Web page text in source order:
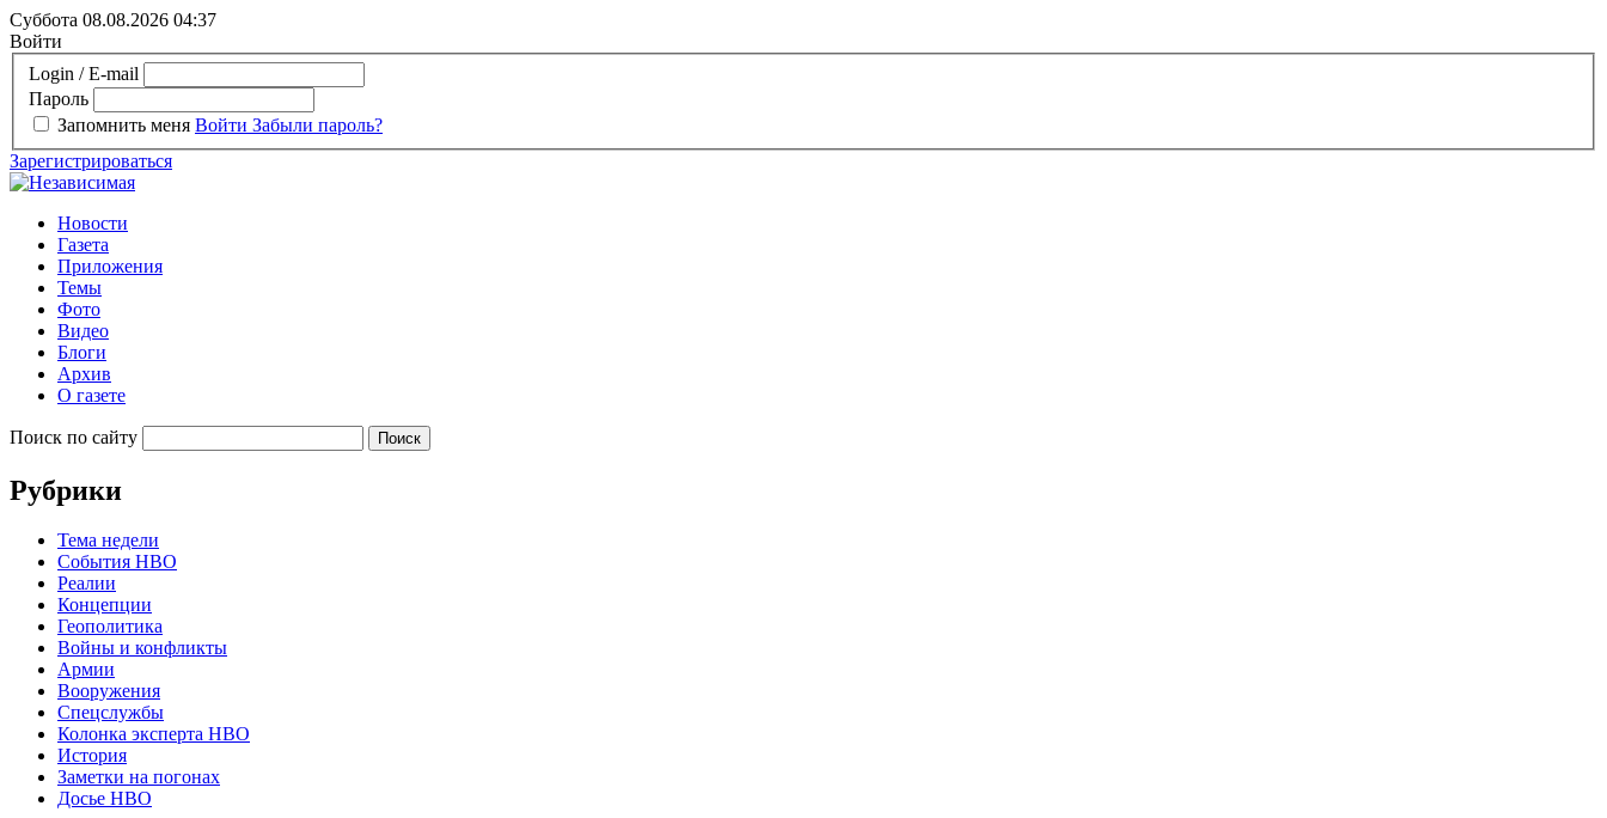
Суббота 08.08.2026 04:37
Войти
Login / E-mail
Пароль
Запомнить меня Войти Забыли пароль?
Зарегистрироваться
Новости
Газета
Приложения
Темы
Фото
Видео
Блоги
Архив
О газете
Поиск по сайту
Рубрики
Тема недели
События НВО
Реалии
Концепции
Геополитика
Войны и конфликты
Армии
Вооружения
Спецслужбы
Колонка эксперта НВО
История
Заметки на погонах
Досье НВО